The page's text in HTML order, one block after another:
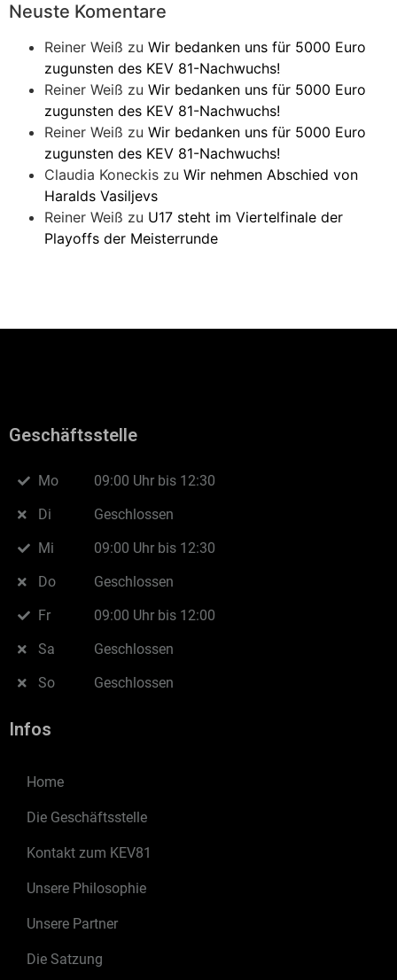
Neuste Komentare
Reiner Weiß zu Wir bedanken uns für 5000 Euro
zugunsten des KEV 81-Nachwuchs!
Reiner Weiß zu Wir bedanken uns für 5000 Euro
zugunsten des KEV 81-Nachwuchs!
Reiner Weiß zu Wir bedanken uns für 5000 Euro
zugunsten des KEV 81-Nachwuchs!
Claudia Koneckis zu Wir nehmen Abschied von
Haralds Vasiljevs
Reiner Weiß zu U17 steht im Viertelfinale der
Playoffs der Meisterrunde
Geschäftsstelle
Mo
Di
Mi
Do
Fr
Sa
So
09:00 Uhr bis 12:30
Geschlossen
09:00 Uhr bis 12:30
Geschlossen
09:00 Uhr bis 12:00
Geschlossen
Geschlossen
Infos
Home
Die Geschäftsstelle
Kontakt zum KEV81
Unsere Philosophie
Unsere Partner
Die Satzung